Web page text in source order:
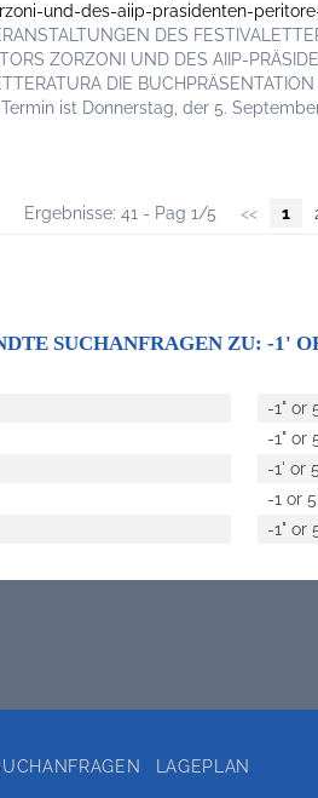
und-des-aiip-prasidenten-
DES
ZORZONI UND DES AIIP-
DIE
Termin ist Donnerstag, der 5.
Ergebnisse: 41 - Pag 1/5 << 1
SUCHANFRAGEN ZU: -1'
-1" or
-1" or
-1' or
-1 or
-1" or
LAGEPLAN